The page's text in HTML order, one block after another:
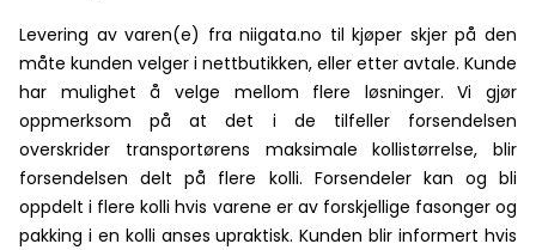
Levering av varen(e) fra niigata.no til kjøper skjer på den
måte kunden velger i nettbutikken, eller etter avtale. Kunde
har mulighet å velge mellom flere løsninger. Vi gjør
oppmerksom på at det i de tilfeller forsendelsen
overskrider transportørens maksimale kollistørrelse, blir
forsendelsen delt på flere kolli. Forsendeler kan og bli
oppdelt i flere kolli hvis varene er av forskjellige fasonger og
pakking i en kolli anses upraktisk. Kunden blir informert hvis